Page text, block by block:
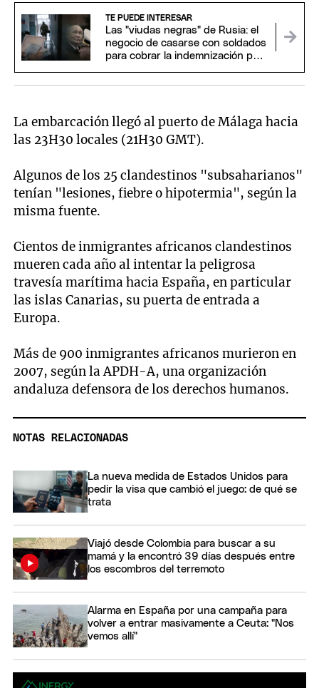
TE PUEDE INTERESAR
Las "viudas negras" de Rusia: el
negocio de casarse con soldados
para cobrar la indemnización por
La embarcación llegó al puerto de Málaga hacia
las 23H30 locales (21H30 GMT).
Algunos de los 25 clandestinos "subsaharianos"
tenían "lesiones, fiebre o hipotermia", según la
misma fuente.
Cientos de inmigrantes africanos clandestinos
mueren cada año al intentar la peligrosa
travesía marítima hacia España, en particular
las islas Canarias, su puerta de entrada a
Europa.
Más de 900 inmigrantes africanos murieron en
2007, según la APDH-A, una organización
andaluza defensora de los derechos humanos.
NOTAS RELACIONADAS
La nueva medida de Estados Unidos para
pedir la visa que cambió el juego: de qué se
trata
Viajó desde Colombia para buscar a su
mamá y la encontró 39 días después entre
los escombros del terremoto
Alarma en España por una campaña para
volver a entrar masivamente a Ceuta: "Nos
vemos allí"